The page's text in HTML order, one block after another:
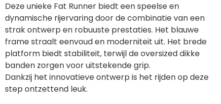
Deze unieke Fat Runner biedt een speelse en
dynamische rijervaring door de combinatie van een
strak ontwerp en robuuste prestaties. Het blauwe
frame straalt eenvoud en moderniteit uit. Het brede
platform biedt stabiliteit, terwijl de oversized dikke
banden zorgen voor uitstekende grip.
Dankzij het innovatieve ontwerp is het rijden op deze
step ontzettend leuk.